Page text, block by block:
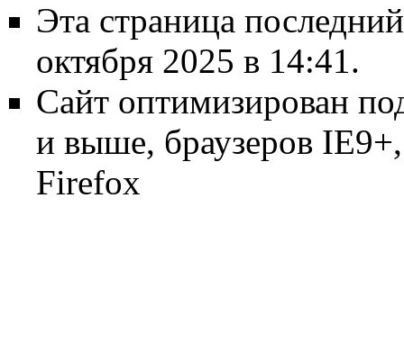
Эта страница
октября 2025 в 14:41.
Сайт оптимизирован
и выше, браузеров
Firefox